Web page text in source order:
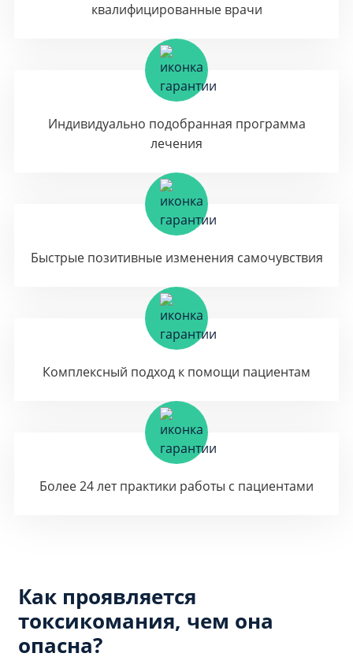
квалифицированные врачи
Индивидуально подобранная программа
лечения
Быстрые позитивные изменения самочувствия
Комплексный подход к помощи пациентам
Более 24 лет практики работы с пациентами
Как проявляется
токсикомания, чем она
опасна?